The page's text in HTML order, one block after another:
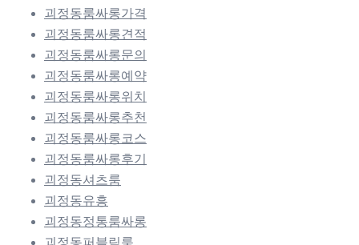
괴정동룸싸롱가격
괴정동룸싸롱견적
괴정동룸싸롱문의
괴정동룸싸롱예약
괴정동룸싸롱위치
괴정동룸싸롱추천
괴정동룸싸롱코스
괴정동룸싸롱후기
괴정동셔츠룸
괴정동유흥
괴정동정통룸싸롱
괴정동퍼블릭룸